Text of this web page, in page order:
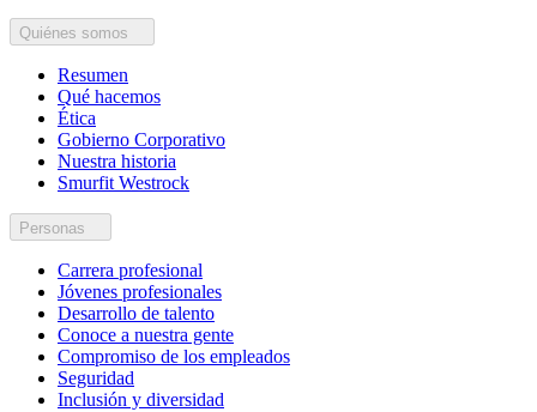
Quiénes somos
Resumen
Qué hacemos
Ética
Gobierno Corporativo
Nuestra historia
Smurfit Westrock
Personas
Carrera profesional
Jóvenes profesionales
Desarrollo de talento
Conoce a nuestra gente
Compromiso de los empleados
Seguridad
Inclusión y diversidad